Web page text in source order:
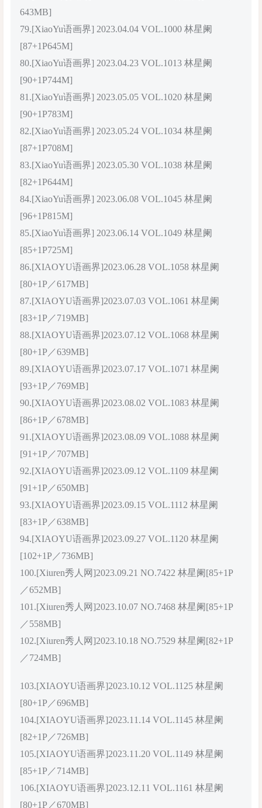
643MB]
79.[XiaoYu语画界] 2023.04.04 VOL.1000 林星阑
[87+1P645M]
80.[XiaoYu语画界] 2023.04.23 VOL.1013 林星阑
[90+1P744M]
81.[XiaoYu语画界] 2023.05.05 VOL.1020 林星阑
[90+1P783M]
82.[XiaoYu语画界] 2023.05.24 VOL.1034 林星阑
[87+1P708M]
83.[XiaoYu语画界] 2023.05.30 VOL.1038 林星阑
[82+1P644M]
84.[XiaoYu语画界] 2023.06.08 VOL.1045 林星阑
[96+1P815M]
85.[XiaoYu语画界] 2023.06.14 VOL.1049 林星阑
[85+1P725M]
86.[XIAOYU语画界]2023.06.28 VOL.1058 林星阑
[80+1P／617MB]
87.[XIAOYU语画界]2023.07.03 VOL.1061 林星阑
[83+1P／719MB]
88.[XIAOYU语画界]2023.07.12 VOL.1068 林星阑
[80+1P／639MB]
89.[XIAOYU语画界]2023.07.17 VOL.1071 林星阑
[93+1P／769MB]
90.[XIAOYU语画界]2023.08.02 VOL.1083 林星阑
[86+1P／678MB]
91.[XIAOYU语画界]2023.08.09 VOL.1088 林星阑
[91+1P／707MB]
92.[XIAOYU语画界]2023.09.12 VOL.1109 林星阑
[91+1P／650MB]
93.[XIAOYU语画界]2023.09.15 VOL.1112 林星阑
[83+1P／638MB]
94.[XIAOYU语画界]2023.09.27 VOL.1120 林星阑
[102+1P／736MB]
100.[Xiuren秀人网]2023.09.21 NO.7422 林星阑[85+1P
／652MB]
101.[Xiuren秀人网]2023.10.07 NO.7468 林星阑[85+1P
／558MB]
102.[Xiuren秀人网]2023.10.18 NO.7529 林星阑[82+1P
／724MB]
103.[XIAOYU语画界]2023.10.12 VOL.1125 林星阑
[80+1P／696MB]
104.[XIAOYU语画界]2023.11.14 VOL.1145 林星阑
[82+1P／726MB]
105.[XIAOYU语画界]2023.11.20 VOL.1149 林星阑
[85+1P／714MB]
106.[XIAOYU语画界]2023.12.11 VOL.1161 林星阑
[80+1P／670MB]